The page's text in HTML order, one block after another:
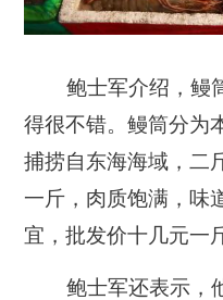
鲍士军介绍，鳗
得很不错。鳗筒分为
捕捞自东海海域，二
一斤，肉质饱满，味
宜，批发价十几元一
鲍士军还表示，